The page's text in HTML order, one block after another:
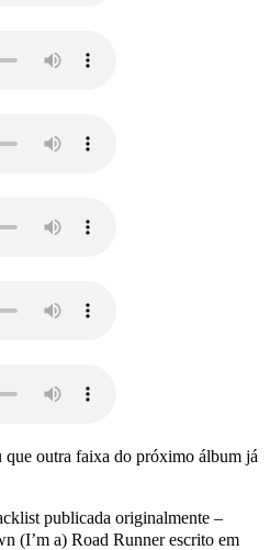
outra faixa do próximo álbum já
publicada originalmente –
(I’m a) Road Runner escrito em